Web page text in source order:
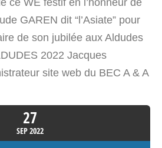
GAREN dit “l’Asiate” pour
de son jubilée aux Aldudes
2022 Jacques
site web du BEC A & A
27
SEP2022